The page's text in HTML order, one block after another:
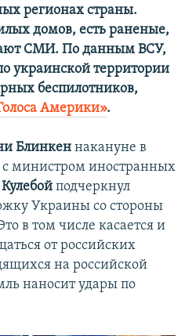
регионах страны.
домов, есть раненые,
СМИ. По данным ВСУ,
украинской территории
беспилотников,
Америки».
Блинкен накануне в
с министром иностранных
подчеркнул
Украины со стороны
в том числе касается и
от российских
на российской
наносит удары по